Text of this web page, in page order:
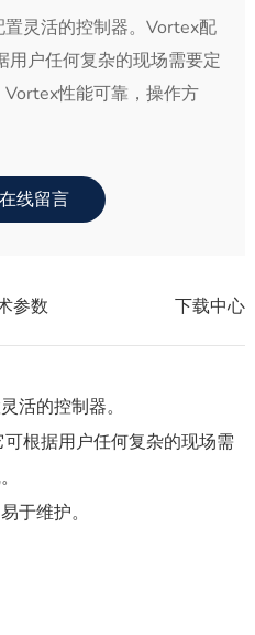
灵活的控制器。Vortex配
户任何复杂的现场需要定
性能可靠，操作方
在线留言
参数 下载中心
活的控制器。
根据用户任何复杂的现场需
于维护。